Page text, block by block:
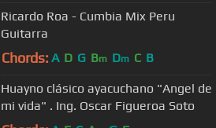
Ricardo Roa - Cumbia Mix Peru
Guitarra
Chords: A D G Bm Dm C B
Huayno clásico ayacuchano "Angel de
mi vida" . Ing. Oscar Figueroa Soto